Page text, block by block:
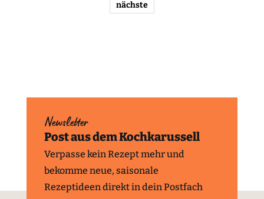
nächste
Newsletter
Post aus dem Kochkarussell
Verpasse kein Rezept mehr und
bekomme neue, saisonale
Rezeptideen direkt in dein Postfach